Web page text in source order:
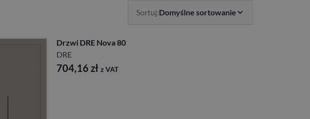
Sortuj:Domyślne sortowanie
Drzwi DRE Nova 80
DRE
704,16 zł z VAT